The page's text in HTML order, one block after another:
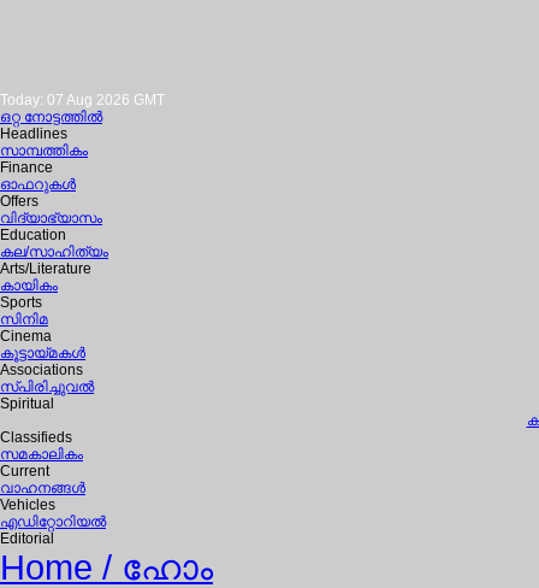
Today: 07 Aug 2026 GMT
ഒറ്റ നോട്ടത്തില്‍
Headlines
സാമ്പത്തികം
Finance
ഓഫറുകള്‍
Offers
വിദ്യാഭ്യാസം
Education
കല/സാഹിത്യം
Arts/Literature
കായികം
Sports
സിനിമ
Cinema
കൂട്ടായ്മകള്‍
Associations
സ്പിരിച്ചുവല്‍
Spiritual
Classifieds
സമകാലികം
Current
വാഹനങ്ങള്‍
Vehicles
എഡിറ്റോറിയല്‍
Editorial
Home / ഹോം